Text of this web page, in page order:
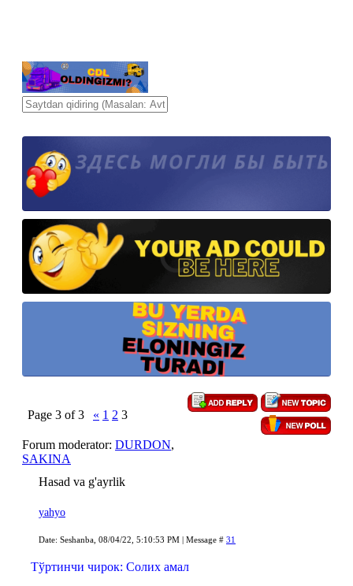
Page 3 of3 « 1 2 3
Forum moderator: DURDON,
SAKINA
Hasad va g'ayrlik
yahyo
Date: Seshanba, 08/04/22, 5:10:53 PM | Message # 31
Тўртинчи чирок: Солих амал